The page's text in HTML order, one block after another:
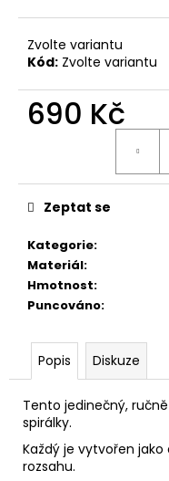
Zvolte variantu
Kód: Zvolte variantu
690 Kč
Kategorie:
Materiál:
Hmotnost:
Puncováno:
Zeptat se
Popis Diskuze
Tento jedinečný,
spirálky.
Každý je vytvořen
rozsahu.
D
o
p
u
m
ANDĚL
LÁSKY
850
Kč